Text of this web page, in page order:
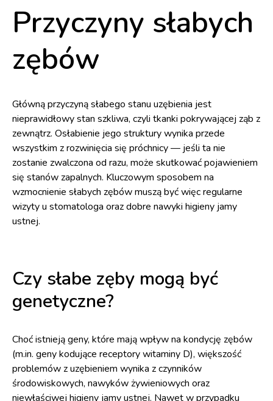
Przyczyny słabych
zębów
Główną przyczyną słabego stanu uzębienia jest
nieprawidłowy stan szkliwa, czyli tkanki pokrywającej ząb z
zewnątrz. Osłabienie jego struktury wynika przede
wszystkim z rozwinięcia się próchnicy — jeśli ta nie
zostanie zwalczona od razu, może skutkować pojawieniem
się stanów zapalnych. Kluczowym sposobem na
wzmocnienie słabych zębów muszą być więc regularne
wizyty u stomatologa oraz dobre nawyki higieny jamy
ustnej.
Czy słabe zęby mogą być
genetyczne?
Choć istnieją geny, które mają wpływ na kondycję zębów
(m.in. geny kodujące receptory witaminy D), większość
problemów z uzębieniem wynika z czynników
środowiskowych, nawyków żywieniowych oraz
niewłaściwej higieny jamy ustnej. Nawet w przypadku